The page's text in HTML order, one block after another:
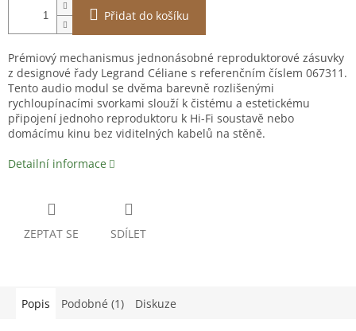
Přidat do košíku
Prémiový mechanismus jednonásobné reproduktorové zásuvky
z designové řady Legrand Céliane s referenčním číslem 067311.
Tento audio modul se dvěma barevně rozlišenými
rychloupínacími svorkami slouží k čistému a estetickému
připojení jednoho reproduktoru k Hi-Fi soustavě nebo
domácímu kinu bez viditelných kabelů na stěně.
Detailní informace
ZEPTAT SE SDÍLET
Popis Podobné (1) Diskuze